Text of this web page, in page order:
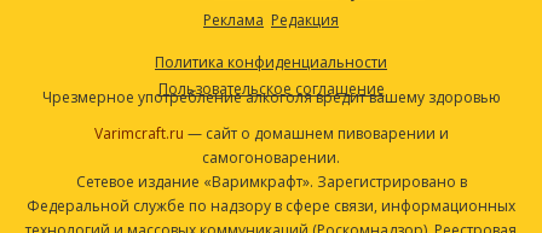
Реклама Редакция
Политика конфиденциальности
Пользовательское соглашение
Чрезмерное употребление алкоголя вредит вашему здоровью
Varimcraft.ru — сайт о домашнем пивоварении и
самогоноварении.
Сетевое издание «Варимкрафт». Зарегистрировано в
Федеральной службе по надзору в сфере связи, информационных